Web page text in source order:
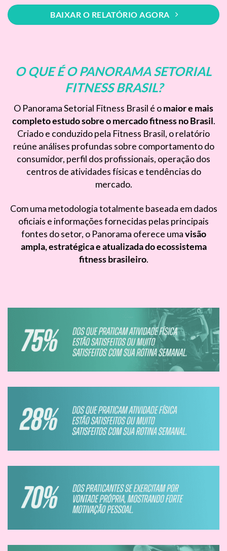
BAIXAR O RELATÓRIO AGORA
O QUE É O PANORAMA SETORIAL
FITNESS BRASIL?
O Panorama Setorial Fitness Brasil é omaior e mais
completo estudo sobre o mercado fitness no Brasil.
Criado e conduzido pela Fitness Brasil, o relatório
reúne análises profundas sobre comportamento do
consumidor, perfil dos profissionais, operação dos
centros de atividades físicas e tendências do
mercado.
Com uma metodologia totalmente baseada em dados
oficiais e informações fornecidas pelas principais
fontes do setor, o Panorama oferece umavisão
ampla, estratégica e atualizada do ecossistema
fitness brasileiro.